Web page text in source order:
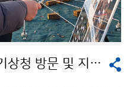
김종석 기상청장, 지방기상청 방문 및 지진관측소 현장 점검